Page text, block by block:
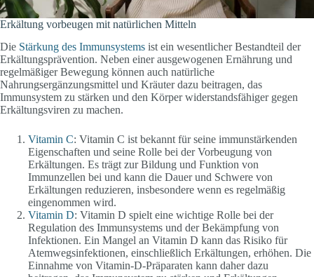
Erkältung vorbeugen mit natürlichen Mitteln
Die Stärkung des Immunsystems ist ein wesentlicher Bestandteil der
Erkältungsprävention. Neben einer ausgewogenen Ernährung und
regelmäßiger Bewegung können auch natürliche
Nahrungsergänzungsmittel und Kräuter dazu beitragen, das
Immunsystem zu stärken und den Körper widerstandsfähiger gegen
Erkältungsviren zu machen.
Vitamin C: Vitamin C ist bekannt für seine immunstärkenden
Eigenschaften und seine Rolle bei der Vorbeugung von
Erkältungen. Es trägt zur Bildung und Funktion von
Immunzellen bei und kann die Dauer und Schwere von
Erkältungen reduzieren, insbesondere wenn es regelmäßig
eingenommen wird.
Vitamin D: Vitamin D spielt eine wichtige Rolle bei der
Regulation des Immunsystems und der Bekämpfung von
Infektionen. Ein Mangel an Vitamin D kann das Risiko für
Atemwegsinfektionen, einschließlich Erkältungen, erhöhen. Die
Einnahme von Vitamin-D-Präparaten kann daher dazu